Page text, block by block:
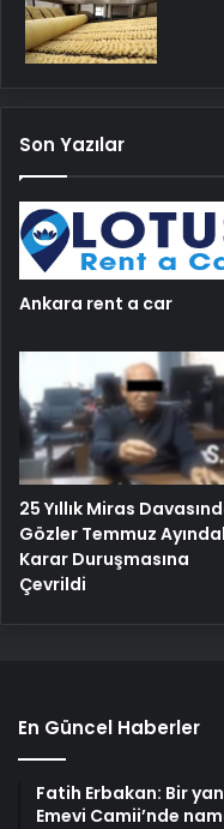
Son Yazılar
Ankara rent a car
25 Yıllık Miras
Gözler Temmuz
Karar Duruşmasına
Çevrildi
En Güncel Haberler
Fatih Erbakan: Bir
Emevi Camii’nde